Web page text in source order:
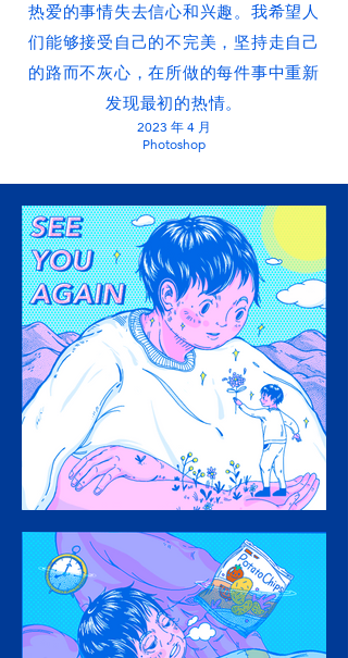
热爱的事情失去信心和兴趣。我希望人
们能够接受自己的不完美，坚持走自己
的路而不灰心，在所做的每件事中重新
发现最初的热情。
2023 年 4 月
Photoshop